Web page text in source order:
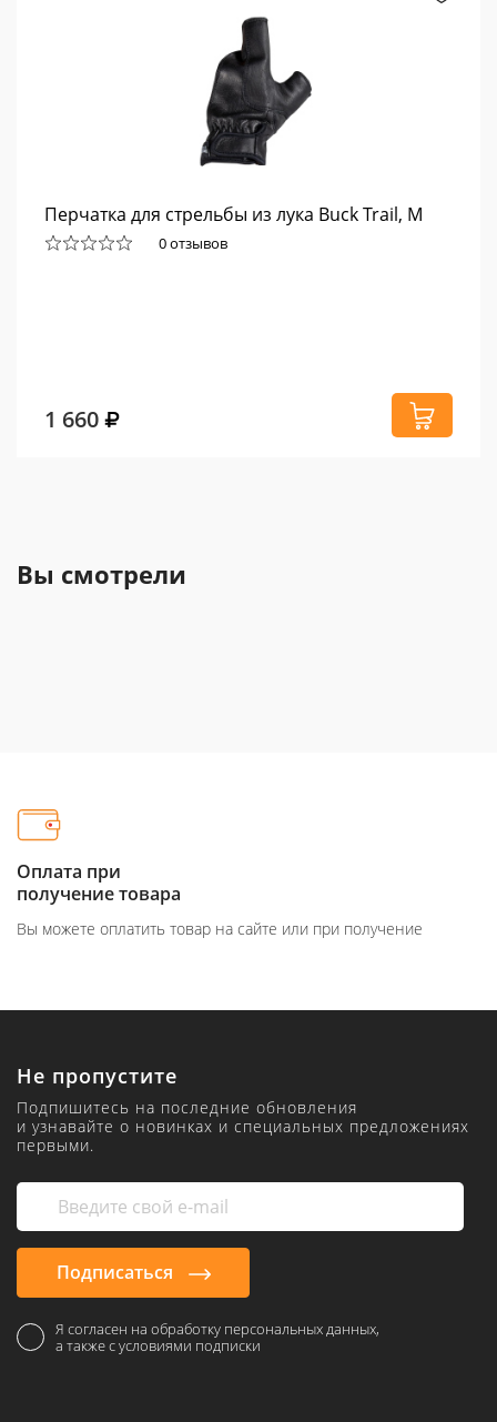
Перчатка для стрельбы из лука Buck Trail, M
0 отзывов
1 660
Вы смотрели
Оплата при
получение товара
Вы можете оплатить товар на сайте или при получение
Не пропустите
Подпишитесь на последние обновления
и узнавайте о новинках и специальных предложениях
первыми.
Подписаться
Я согласен на обработку персональных данных,
а также с условиями подписки